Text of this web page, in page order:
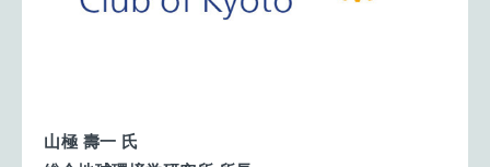
山極 壽一 氏